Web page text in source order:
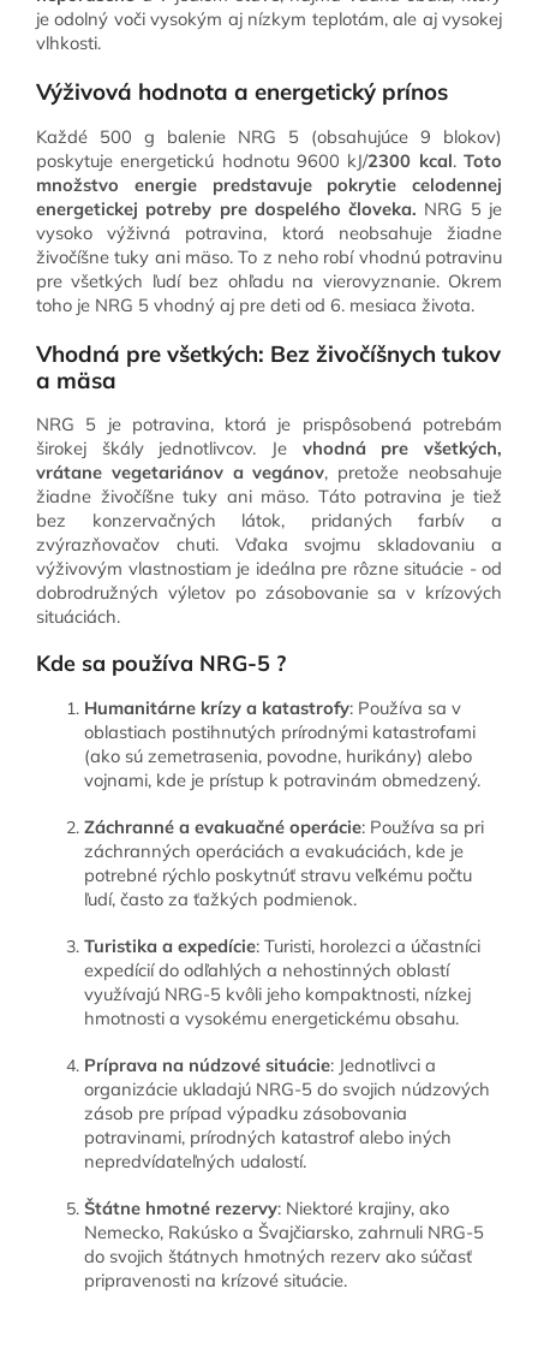
je odolný voči vysokým aj nízkym teplotám, ale aj vysokej
vlhkosti.
Výživová hodnota a energetický prínos
Každé 500 g balenie NRG 5 (obsahujúce 9 blokov)
poskytuje energetickú hodnotu 9600 kJ/2300 kcal.Toto
množstvo energie predstavuje pokrytie celodennej
energetickej potreby pre dospelého človeka. NRG 5 je
vysoko výživná potravina, ktorá neobsahuje žiadne
živočíšne tuky ani mäso. To z neho robí vhodnú potravinu
pre všetkých ľudí bez ohľadu na vierovyznanie. Okrem
toho je NRG 5 vhodný aj pre deti od 6. mesiaca života.
Vhodná pre všetkých: Bez živočíšnych tukov
a mäsa
NRG 5 je potravina, ktorá je prispôsobená potrebám
širokej škály jednotlivcov. Je vhodná pre všetkých,
vrátane vegetariánov a vegánov, pretože neobsahuje
žiadne živočíšne tuky ani mäso. Táto potravina je tiež
bez konzervačných látok, pridaných farbív a
zvýrazňovačov chuti. Vďaka svojmu skladovaniu a
výživovým vlastnostiam je ideálna pre rôzne situácie - od
dobrodružných výletov po zásobovanie sa v krízových
situáciách.
Kde sa používa NRG-5 ?
Humanitárne krízy a katastrofy: Používa sa v
oblastiach postihnutých prírodnými katastrofami
(ako sú zemetrasenia, povodne, hurikány) alebo
vojnami, kde je prístup k potravinám obmedzený.
Záchranné a evakuačné operácie: Používa sa pri
záchranných operáciách a evakuáciách, kde je
potrebné rýchlo poskytnúť stravu veľkému počtu
ľudí, často za ťažkých podmienok.
Turistika a expedície: Turisti, horolezci a účastníci
expedícií do odľahlých a nehostinných oblastí
využívajú NRG-5 kvôli jeho kompaktnosti, nízkej
hmotnosti a vysokému energetickému obsahu.
Príprava na núdzové situácie: Jednotlivci a
organizácie ukladajú NRG-5 do svojich núdzových
zásob pre prípad výpadku zásobovania
potravinami, prírodných katastrof alebo iných
nepredvídateľných udalostí.
Štátne hmotné rezervy: Niektoré krajiny, ako
Nemecko, Rakúsko a Švajčiarsko, zahrnuli NRG-5
do svojich štátnych hmotných rezerv ako súčasť
pripravenosti na krízové situácie.